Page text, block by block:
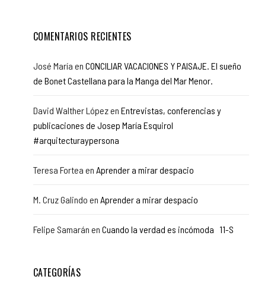
COMENTARIOS RECIENTES
José María en CONCILIAR VACACIONES Y PAISAJE. El sueño
de Bonet Castellana para la Manga del Mar Menor.
David Walther Lópezen Entrevistas, conferencias y
publicaciones de Josep María Esquirol
#arquitecturaypersona
Teresa Fortea en Aprender a mirar despacio
M. Cruz Galindo en Aprender a mirar despacio
Felipe Samarán en Cuando la verdad es incómoda 11-S
CATEGORÍAS